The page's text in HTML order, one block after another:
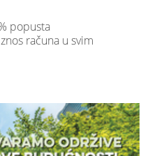
popusta
računa u svim